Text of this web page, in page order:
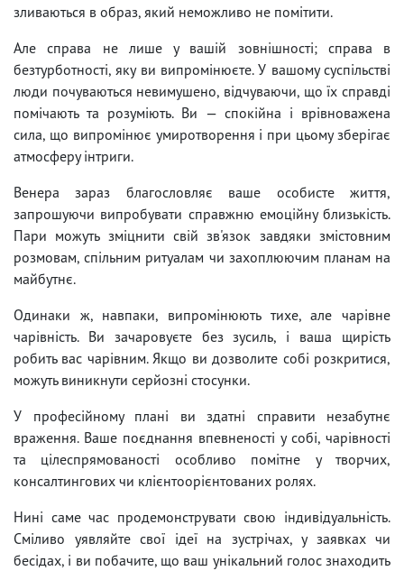
зливаються в образ, який неможливо не помітити.
Але справа не лише у вашій зовнішності; справа в
безтурботності, яку ви випромінюєте. У вашому суспільстві
люди почуваються невимушено, відчуваючи, що їх справді
помічають та розуміють. Ви — спокійна і врівноважена
сила, що випромінює умиротворення і при цьому зберігає
атмосферу інтриги.
Венера зараз благословляє ваше особисте життя,
запрошуючи випробувати справжню емоційну близькість.
Пари можуть зміцнити свій зв'язок завдяки змістовним
розмовам, спільним ритуалам чи захоплюючим планам на
майбутнє.
Одинаки ж, навпаки, випромінюють тихе, але чарівне
чарівність. Ви зачаровуєте без зусиль, і ваша щирість
робить вас чарівним. Якщо ви дозволите собі розкритися,
можуть виникнути серйозні стосунки.
У професійному плані ви здатні справити незабутнє
враження. Ваше поєднання впевненості у собі, чарівності
та цілеспрямованості особливо помітне у творчих,
консалтингових чи клієнтоорієнтованих ролях.
Нині саме час продемонструвати свою індивідуальність.
Сміливо уявляйте свої ідеї на зустрічах, у заявках чи
бесідах, і ви побачите, що ваш унікальний голос знаходить